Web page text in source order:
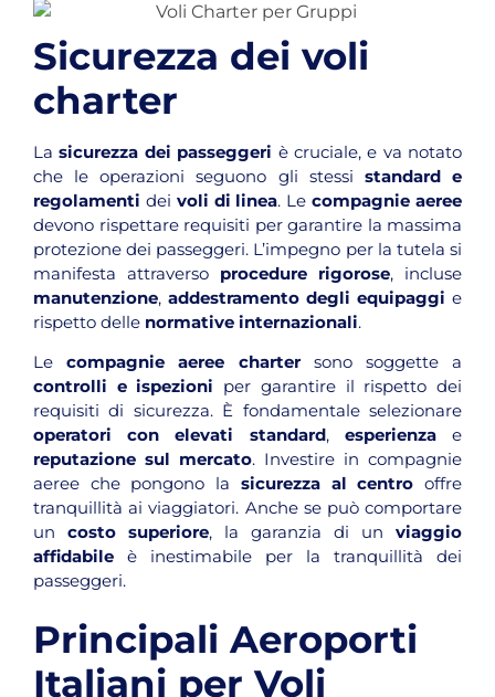
Sicurezza dei voli
charter
Lasicurezza dei passeggeri è cruciale, e va notato
che le operazioni seguono gli stessi standard e
regolamenti dei voli di linea. Lecompagnie aeree
devono rispettare requisiti per garantire la massima
protezione dei passeggeri. L’impegno per la tutela si
manifesta attraverso procedure rigorose, incluse
manutenzione, addestramento degli equipaggi e
rispetto delle normative internazionali.
Lecompagnie aeree chartersono soggette a
controlli e ispezioni per garantire il rispetto dei
requisiti di sicurezza. È fondamentale selezionare
operatori con elevati standard, esperienzae
reputazione sul mercato. Investire in compagnie
aeree che pongono la sicurezza al centro offre
tranquillità ai viaggiatori. Anche se può comportare
un costo superiore, la garanzia di un viaggio
affidabile è inestimabile per la tranquillità dei
passeggeri.
Principali Aeroporti
Italiani per Voli